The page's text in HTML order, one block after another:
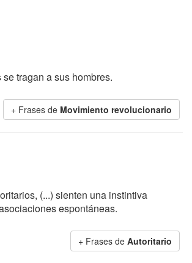
tragan a sus hombres.
+ Frases de Movimiento revolucionario
(...) sienten una instintiva
espontáneas.
+ Frases de Autoritario